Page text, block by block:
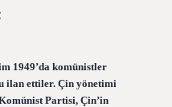
1949’da komünistler
ilan ettiler. Çin yönetimi
Partisi, Çin’in